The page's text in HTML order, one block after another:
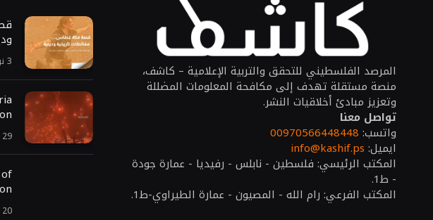
المرصد الفلسطيني للتحقق والتربية الإعلامية – كاشف،
منصة مستقلة تهدف إلى مكافحة المعلومات المضللة
وتعزيز مبادئ أخلاقيات النشر.
تواصل معنا
واتسب: 00970566448448
ايميل: info@kashif.ps
المكتب الرئيسي: فلسطين - نابلس - رفيديا - عمارة جودة
- ط1.
المكتب الفرعي: رام الله - المصيون - عمارة الطيراوي-ط1.
3 نوفمبر، 2021
29 أغسطس، 2024
20 يناير، 2024